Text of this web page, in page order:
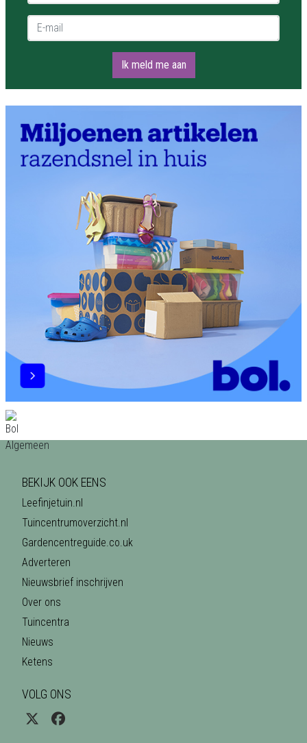
E-mail *
Ik meld me aan
BEKIJK OOK EENS
Leefinjetuin.nl
Tuincentrumoverzicht.nl
Gardencentreguide.co.uk
Adverteren
Nieuwsbrief inschrijven
Over ons
Tuincentra
Nieuws
Ketens
VOLG ONS